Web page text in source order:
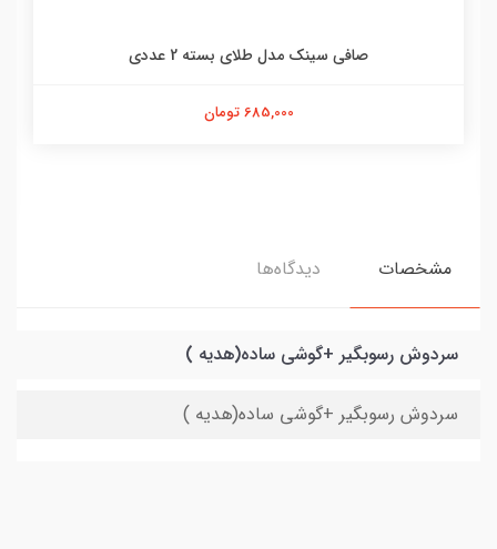
صافی سینک مدل طلای بسته 2 عددی
685,000 تومان
مشخصات دیدگاه‌ها
سردوش رسوبگیر +گوشی ساده(هدیه )
سردوش رسوبگیر +گوشی ساده(هدیه )